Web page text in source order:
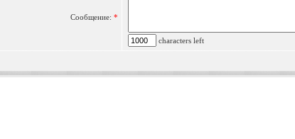
Сообщение: *
characters left